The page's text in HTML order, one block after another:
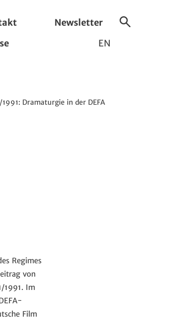
Newsletter
EN
Dramaturgie in der DEFA
Regimes
von
1991. Im
Film